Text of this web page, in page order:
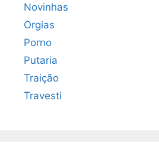
Novinhas
Orgias
Porno
Putaria
Traição
Travesti